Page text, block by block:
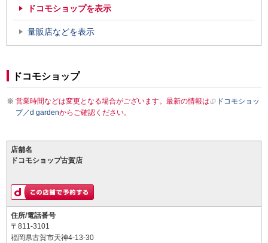
ドコモショップを表示
量販店などを表示
ドコモショップ
営業時間などは変更となる場合がございます。最新の情報は
ドコモショッ
プ／d gardenからご確認ください。
店舗名
ドコモショップ古賀店
住所/電話番号
〒811-3101
福岡県古賀市天神4-13-30